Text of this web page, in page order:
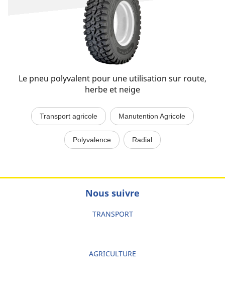
Le pneu polyvalent pour une utilisation sur route,
herbe et neige​
Transport agricole Manutention Agricole
Polyvalence Radial
Nous suivre
TRANSPORT
AGRICULTURE